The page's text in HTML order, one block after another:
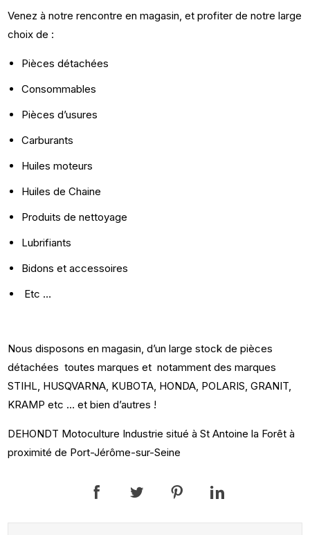
Venez à notre rencontre en magasin, et profiter de notre large
choix de :
Pièces détachées
Consommables
Pièces d’usures
Carburants
Huiles moteurs
Huiles de Chaine
Produits de nettoyage
Lubrifiants
Bidons et accessoires
Etc …
Nous disposons en magasin, d’un large stock de pièces
détachées toutes marques et notamment des marques
STIHL, HUSQVARNA, KUBOTA, HONDA, POLARIS, GRANIT,
KRAMP etc … et bien d’autres !
DEHONDT Motoculture Industrie situé à St Antoine la Forêt à
proximité de Port-Jérôme-sur-Seine